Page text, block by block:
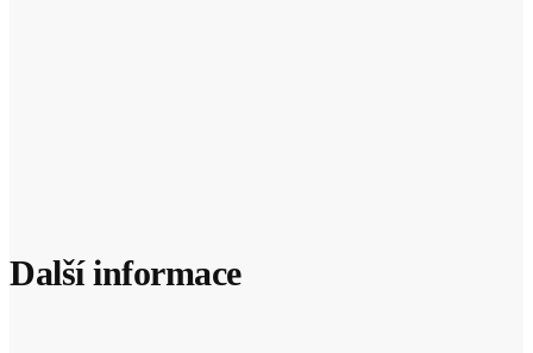
Další informace